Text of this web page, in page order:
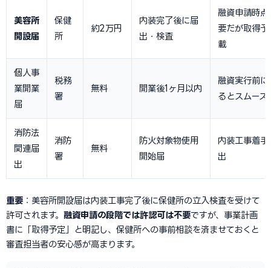
美容所
開設届
保健
所
約2万円
内装完了後に届
出・検査
融資申請時点
要だが取得予
載
個人事
業開業
届
税務
署
無料 開業後1ヶ月以内
融資実行前に
るとスムーズ
消防法
関連届
出
消防
署
無料
防火対象物使用
開始届
内装工事着手
出
重要 ：美容所開設届は内装工事完了後に保健所の立入検査を受けて
許可されます。 融資申請の段階では許認可は不要ですが、事業計画
書に「取得予定」と明記し、保健所への事前相談を済ませておくと
審査担当者の安心感が高まります。